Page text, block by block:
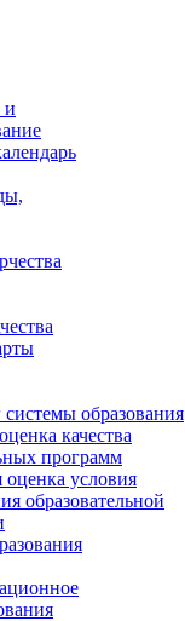
и
образования
качества
программ
оценка условия
образовательной